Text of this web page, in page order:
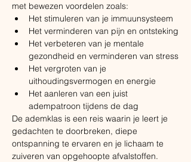
met bewezen voordelen zoals:
​Het stimuleren van je immuunsysteem
Het verminderen van pijn en ontsteking
Het verbeteren van je mentale
gezondheid en verminderen van stress
Het vergroten van je
uithoudingsvermogen en energie
Het aanleren van een juist
adempatroon tijdens de dag
De ademklas is een reis waarin je leert je
gedachten te doorbreken, diepe
ontspanning te ervaren en je lichaam te
zuiveren van opgehoopte afvalstoffen. ​